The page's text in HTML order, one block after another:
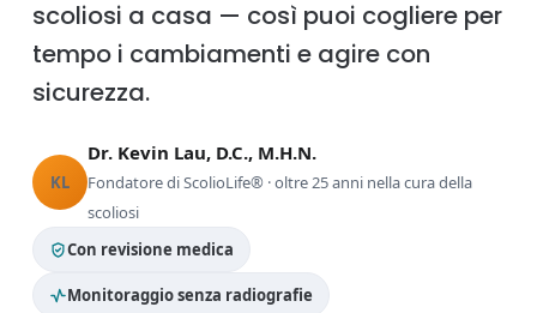
scoliosi a casa — così puoi cogliere per
tempo i cambiamenti e agire con
sicurezza.
KL
Dr. Kevin Lau, D.C., M.H.N.
Fondatore di ScolioLife® · oltre 25 anni nella cura della
scoliosi
Con revisione medica
Monitoraggio senza radiografie